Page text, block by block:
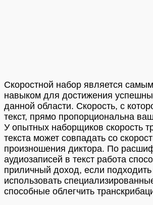
Скоростной набор является
навыком для достижения
данной области. Скорость, с
текст, прямо пропорциональна
У опытных наборщиков скорость
текста может совпадать со
произношения диктора. По
аудиозаписей в текст работа
приличный доход, если
использовать
способные облегчить